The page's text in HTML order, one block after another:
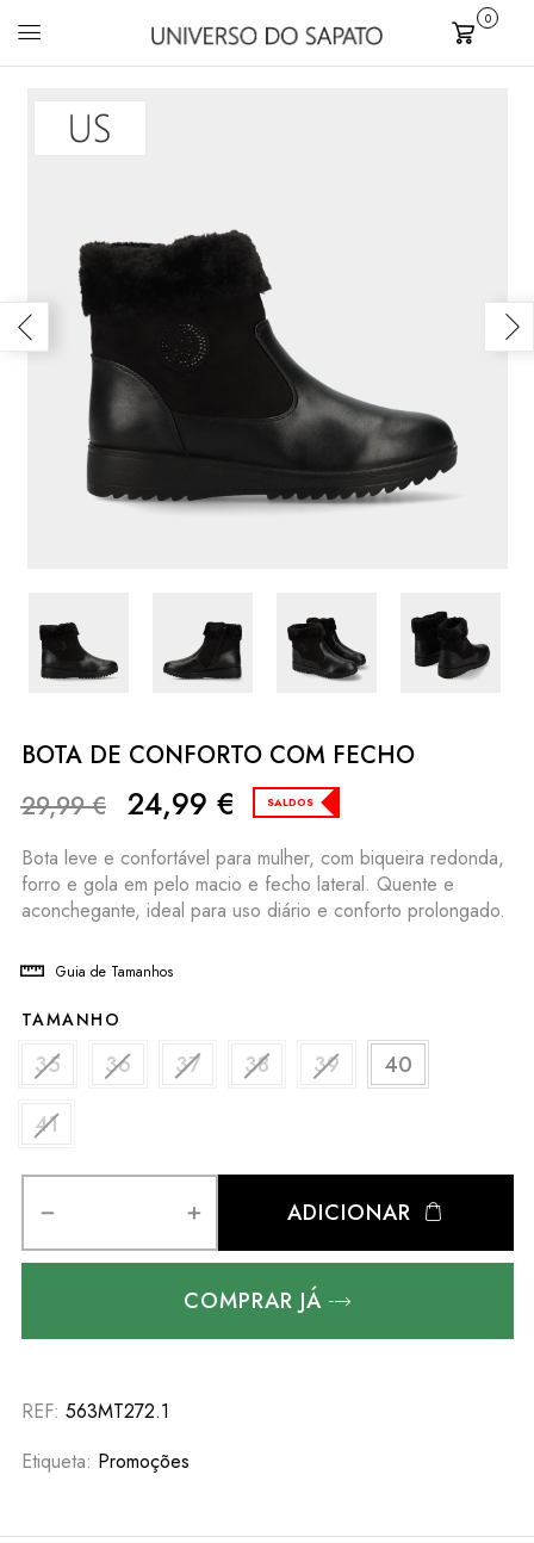
Carrinho
0
BOTA DE CONFORTO COM FECHO
29,99€ 24,99 € SALDOS
Bota leve e confortável para mulher, com biqueira redonda,
forro e gola em pelo macio e fecho lateral. Quente e
aconchegante, ideal para uso diário e conforto prolongado.
Guia de Tamanhos
TAMANHO
35 36 37 38 39
40
41
ADICIONAR
COMPRAR JÁ
REF: 563MT272.1
Etiqueta: Promoções